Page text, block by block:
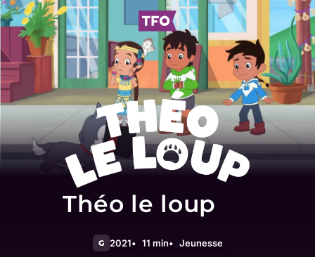
Théo le loup
G 2021 11 min Jeunesse